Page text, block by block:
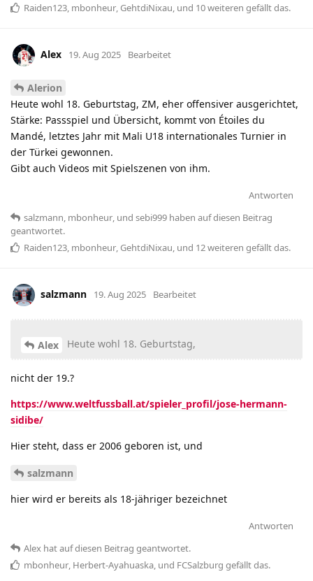
Raiden123, mbonheur, GehtdiNixau, und 10weiteren gefällt das.
Alex 19. Aug 2025 Bearbeitet
Alerion
Heute wohl 18. Geburtstag, ZM, eher offensiver ausgerichtet,
Stärke: Passspiel und Übersicht, kommt von Étoiles du
Mandé, letztes Jahr mit Mali U18 internationales Turnier in
der Türkei gewonnen.
Gibt auch Videos mit Spielszenen von ihm.
Antworten
salzmann, mbonheur, und sebi999 haben auf diesen Beitrag
geantwortet.
Raiden123, mbonheur, GehtdiNixau, und 12weiteren gefällt das.
salzmann 19. Aug 2025 Bearbeitet
Alex Heute wohl 18. Geburtstag,
nicht der 19.?
https://www.weltfussball.at/spieler_profil/jose-hermann-
sidibe/
Hier steht, dass er 2006 geboren ist, und
salzmann
hier wird er bereits als 18-jähriger bezeichnet
Antworten
Alex hatauf diesen Beitrag geantwortet.
mbonheur, Herbert-Ayahuaska, und FCSalzburg gefällt das.